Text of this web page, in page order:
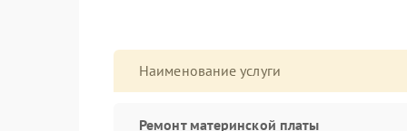
Наименование услуги
Ремонт материнской платы